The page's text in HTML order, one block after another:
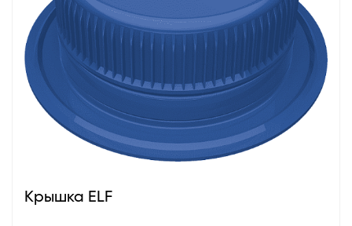
Крышка ELF